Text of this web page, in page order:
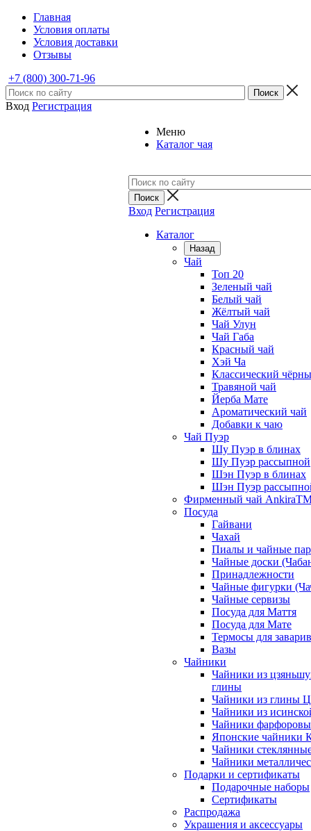
Главная
Условия оплаты
Условия доставки
Отзывы
+7 (800) 300-71-96
Вход Регистрация
Меню
Каталог чая
Вход Регистрация
Каталог
Назад
Чай
Топ 20
Зеленый чай
Белый чай
Жёлтый чай
Чай Улун
Чай Габа
Красный чай
Хэй Ча
Классический
Травяной чай
Йерба Мате
Ароматический чай
Добавки к чаю
Чай Пуэр
Шу Пуэр в блинах
Шу Пуэр рассыпной
Шэн Пуэр в блинах
Шэн Пуэр
Фирменный чай
Посуда
Гайвани
Чахай
Пиалы и чайные
Чайные доски
Принадлежности
Чайные фигурки
Чайные сервизы
Посуда для Маття
Посуда для Мате
Термосы для
Вазы
Чайники
Чайники из
глины
Чайники из глины
Чайники из
Чайники
Японские чайники
Чайники
Чайники
Подарки и сертификаты
Подарочные наборы
Сертификаты
Распродажа
Украшения и аксессуары